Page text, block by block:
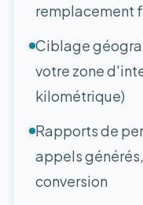
remplacement
Ciblage
votre zone
kilométrique)
Rapports de
appels
conversion